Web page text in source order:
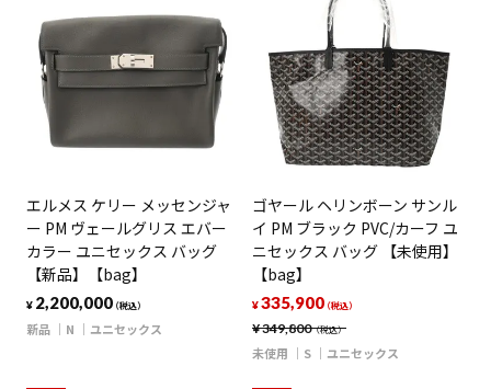
エルメス ケリー メッセンジャ
ー PM ヴェールグリス エバー
カラー ユニセックス バッグ
【新品】【bag】
¥ 2,200,000（税込）
新品 N ユニセックス
ゴヤール ヘリンボーン サンル
イ PM ブラック PVC/カーフ ユ
ニセックス バッグ 【未使用】
【bag】
¥349,800（税込）
¥335,900（税込）
未使用 S ユニセックス